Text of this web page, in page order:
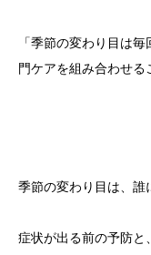
「季節の変わり目は
門ケアを組み合わせる
季節の変わり目は、誰
症状が出る前の予防と